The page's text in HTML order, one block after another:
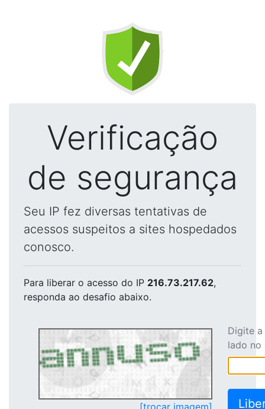
Verificação
de segurança
Seu IP fez diversas tentativas de
acessos suspeitos a sites hospedados
conosco.
Para liberar o acesso do IP 216.73.217.62,
responda ao desafio abaixo.
[trocar imagem]
Digite
lado no